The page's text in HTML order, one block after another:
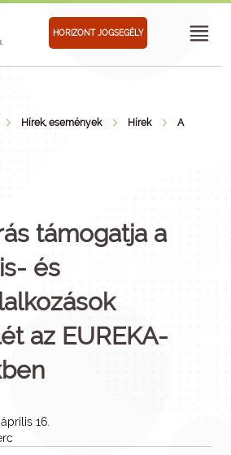
HORIZONT JOGSEGÉLY
Hírek, események Hírek
A
támogatja a
és
az EUREKA-
16.